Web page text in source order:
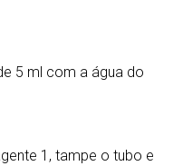
5 ml com a água do
1, tampe o tubo e